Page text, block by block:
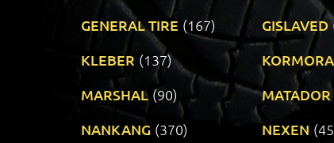
GENERAL TIRE (167) GISLAVED
KLEBER (137)
MARSHAL (90) MATADOR
NANKANG (370) NEXEN